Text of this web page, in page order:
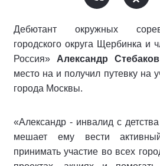
Дебютант окружных
городского округа Щербинка и
Россия» Александр Стебаков
место на и получил путевку на
города Москвы.
«Александр - инвалид с
мешает ему вести
принимать участие во всех